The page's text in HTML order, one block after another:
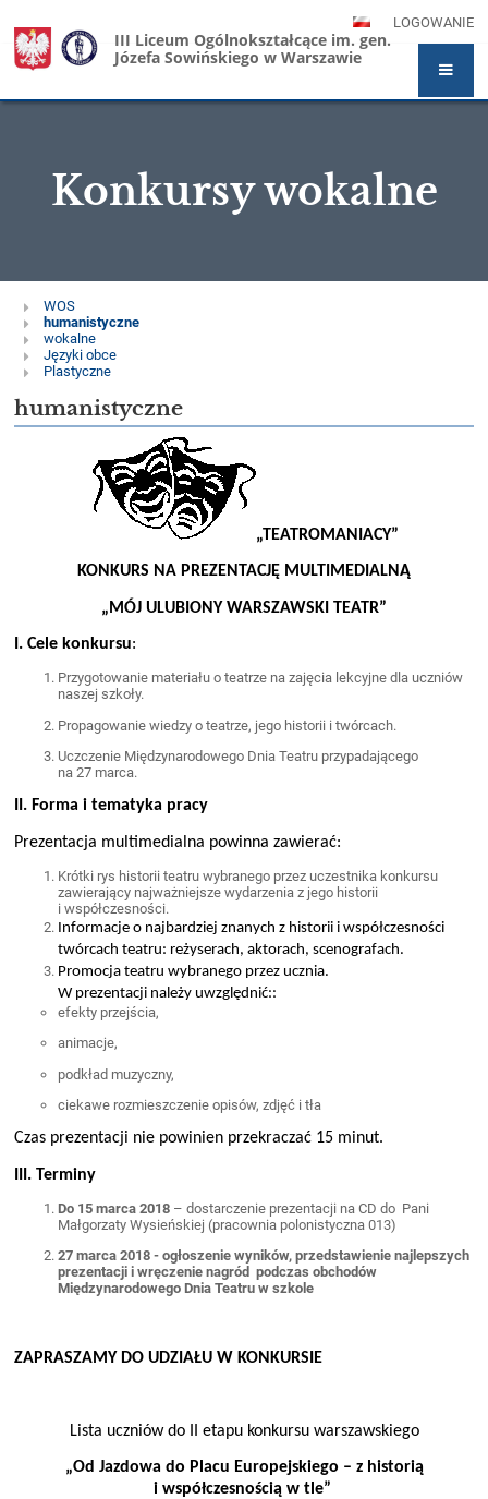
LOGOWANIE
III Liceum Ogólnokształcące im. gen.
Józefa Sowińskiego w Warszawie
Konkursy wokalne
Konkursy
wokalne
WOS
humanistyczne
wokalne
Języki obce
Plastyczne
humanistyczne
„TEATROMANIACY”
KONKURS NA PREZENTACJĘ MULTIMEDIALNĄ
„MÓJ ULUBIONY WARSZAWSKI TEATR”
I. Cele konkursu:
Przygotowanie materiału o teatrze na zajęcia lekcyjne dla uczniów
naszej szkoły.
Propagowanie wiedzy o teatrze, jego historii i twórcach.
Uczczenie Międzynarodowego Dnia Teatru przypadającego
na 27 marca.
II. Forma i tematyka pracy
Prezentacja multimedialna powinna zawierać:
Krótki rys historii teatru wybranego przez uczestnika konkursu
zawierający najważniejsze wydarzenia z jego historii
i współczesności.
Informacje o najbardziej znanych z historii i współczesności
twórcach teatru: reżyserach, aktorach, scenografach.
Promocja teatru wybranego przez ucznia.
W prezentacji należy uwzględnić::
efekty przejścia,
animacje,
podkład muzyczny,
ciekawe rozmieszczenie opisów, zdjęć i tła
Czas prezentacji nie powinien przekraczać 15 minut.
III. Terminy
Do 15 marca 2018 – dostarczenie prezentacji na CD do Pani
Małgorzaty Wysieńskiej (pracownia polonistyczna 013)
27 marca 2018 - ogłoszenie wyników, przedstawienie najlepszych
prezentacji i wręczenie nagród podczas obchodów
Międzynarodowego Dnia Teatru w szkole
ZAPRASZAMY DO UDZIAŁU W KONKURSIE
Lista uczniów do II etapu konkursu warszawskiego
„Od Jazdowa do Placu Europejskiego – z historią
i współczesnością w tle”